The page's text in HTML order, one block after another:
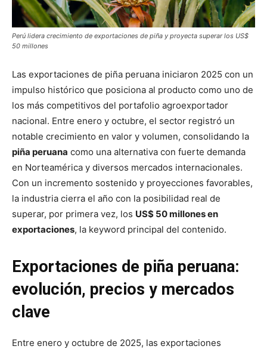
Perú lidera crecimiento de exportaciones de piña y proyecta superar los US$
50 millones
Las exportaciones de piña peruana iniciaron 2025 con un
impulso histórico que posiciona al producto como uno de
los más competitivos del portafolio agroexportador
nacional. Entre enero y octubre, el sector registró un
notable crecimiento en valor y volumen, consolidando la
piña peruana como una alternativa con fuerte demanda
en Norteamérica y diversos mercados internacionales.
Con un incremento sostenido y proyecciones favorables,
la industria cierra el año con la posibilidad real de
superar, por primera vez, los US$ 50 millones en
exportaciones, la keyword principal del contenido.
Exportaciones de piña peruana:
evolución, precios y mercados
clave
Entre enero y octubre de 2025, las exportaciones